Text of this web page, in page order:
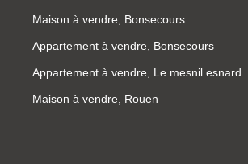
Maison à vendre, Bonsecours
Appartement à vendre, Bonsecours
Appartement à vendre, Le mesnil esnard
Maison à vendre, Rouen